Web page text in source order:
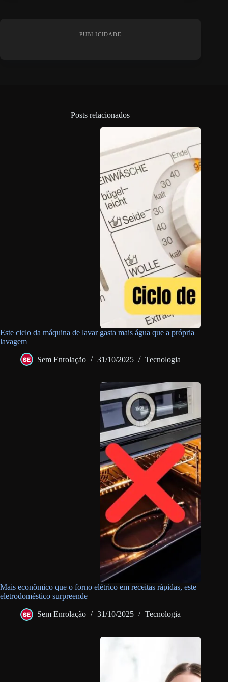
PUBLICIDADE
Posts relacionados
Este ciclo da máquina de lavar gasta mais água que a própria
lavagem
Sem Enrolação 31/10/2025 Tecnologia
Mais econômico que o forno elétrico em receitas rápidas, este
eletrodoméstico surpreende
Sem Enrolação 31/10/2025 Tecnologia